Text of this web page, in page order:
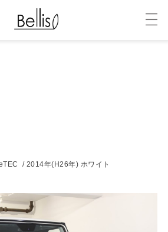
/ 2014年(H26年) ホワイト